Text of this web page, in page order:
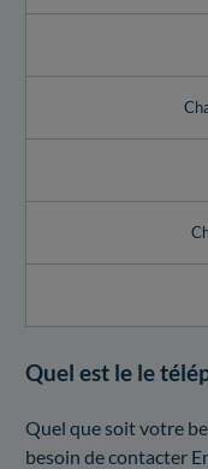
Quel est le le
Quel que soit votre
besoin de contacter